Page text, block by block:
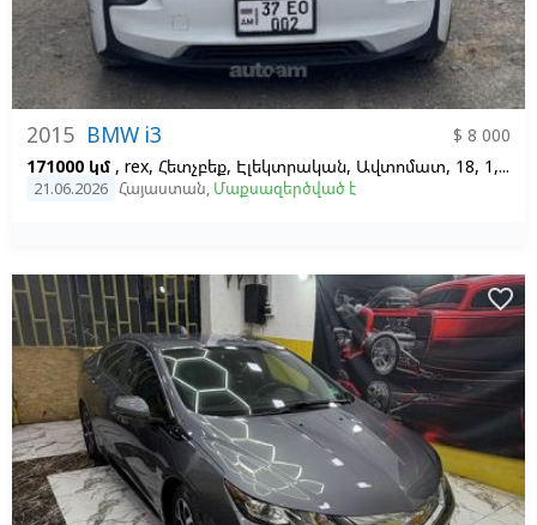
2015 BMW i3
$ 8 000
171000 կմ , rex, Հետչբեք, Էլեկտրական, Ավտոմատ, 18, 1, Ձախ
21.06.2026 Հայաստան, Մաքսազերծված է
favorite_border